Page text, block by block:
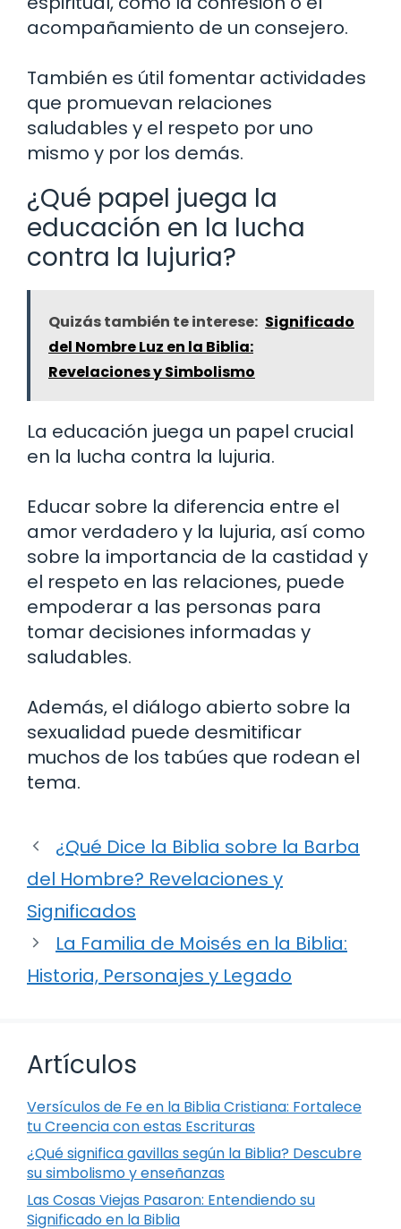
acompañamiento de un consejero.
También es útil fomentar actividades
que promuevan relaciones
saludables y el respeto por uno
mismo y por los demás.
¿Qué papel juega la
educación en la lucha
contra la lujuria?
Quizás también te interese: Significado
del Nombre Luz en la Biblia:
Revelaciones y Simbolismo
La educación juega un papel crucial
en la lucha contra la lujuria.
Educar sobre la diferencia entre el
amor verdadero y la lujuria, así como
sobre la importancia de la castidad y
el respeto en las relaciones, puede
empoderar a las personas para
tomar decisiones informadas y
saludables.
Además, el diálogo abierto sobre la
sexualidad puede desmitificar
muchos de los tabúes que rodean el
tema.
¿Qué Dice la Biblia sobre la Barba
del Hombre? Revelaciones y
Significados
La Familia de Moisés en la Biblia:
Historia, Personajes y Legado
Artículos
Versículos de Fe en la Biblia Cristiana: Fortalece
tu Creencia con estas Escrituras
¿Qué significa gavillas según la Biblia? Descubre
su simbolismo y enseñanzas
Las Cosas Viejas Pasaron: Entendiendo su
Significado en la Biblia